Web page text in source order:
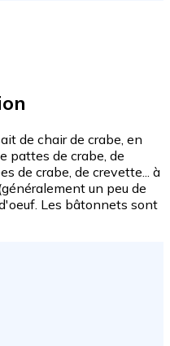
de chair de crabe, en
pattes de crabe, de
de crabe, de crevette... à
un peu de
Les bâtonnets sont